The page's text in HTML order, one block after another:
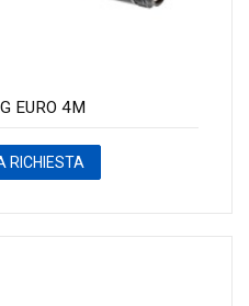
EURO 4M
RICHIESTA